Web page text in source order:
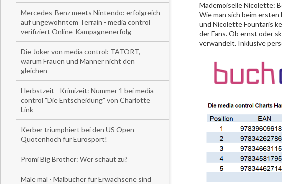
Mercedes-Benz meets Nintendo: erfolgreich
auf ungewohntem Terrain - media control
verifiziert Online-Kampagnenerfolg
Die Joker von media control: TATORT,
warum Frauen und Männer nicht den
gleichen
Herbstzeit - Krimizeit: Nummer 1 bei media
control "Die Entscheidung" von Charlotte
Link
Kerber triumphiert bei den US Open -
Quotenhoch für Eurosport!
Promi Big Brother: Wer schaut zu?
Male mal - Malbücher für Erwachsene sind
Mademoiselle Nicolette:
Wie man sich beim
und Nicolette Fountaris
der Fans. Ob ernst oder
verwandelt. Inklusive